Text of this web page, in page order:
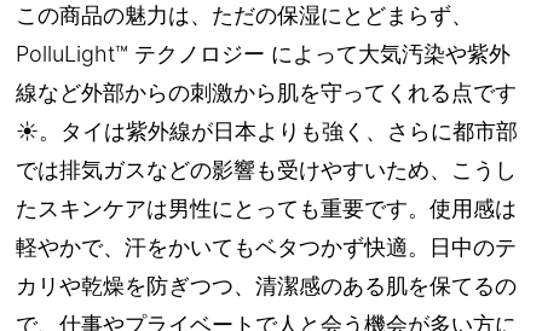
この商品の魅力は、ただの保湿にとどまらず、
PolluLight™ テクノロジー によって大気汚染や紫外
線など外部からの刺激から肌を守ってくれる点です
☀️。タイは紫外線が日本よりも強く、さらに都市部
では排気ガスなどの影響も受けやすいため、こうし
たスキンケアは男性にとっても重要です。使用感は
軽やかで、汗をかいてもベタつかず快適。日中のテ
カリや乾燥を防ぎつつ、清潔感のある肌を保てるの
で、仕事やプライベートで人と会う機会が多い方に